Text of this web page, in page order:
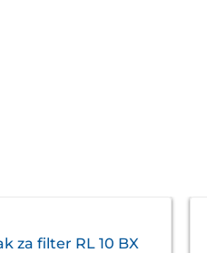
za filter RL 10 BX